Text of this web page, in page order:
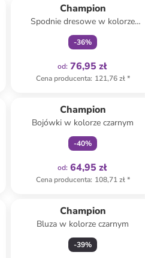
Champion
Spodnie dresowe w kolorze
czarnym
-36%
od: 76,95 zł
Cena producenta: 121,76 zł*
Champion
Bojówki w kolorze czarnym
-40%
od: 64,95 zł
Cena producenta: 108,71 zł*
Champion
Bluza w kolorze czarnym
-39%